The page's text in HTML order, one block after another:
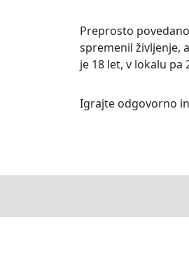
Preprosto
spremenil življenje,
je 18 let, v lokalu pa
Igrajte odgovorno